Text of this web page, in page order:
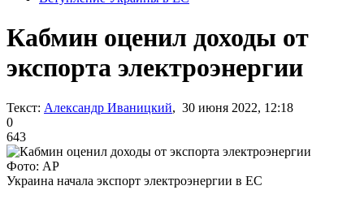
Кабмин оценил доходы от
экспорта электроэнергии
Текст: Александр Иваницкий, 30 июня 2022, 12:18
0
643
Фото: AP
Украина начала экспорт электроэнергии в ЕС